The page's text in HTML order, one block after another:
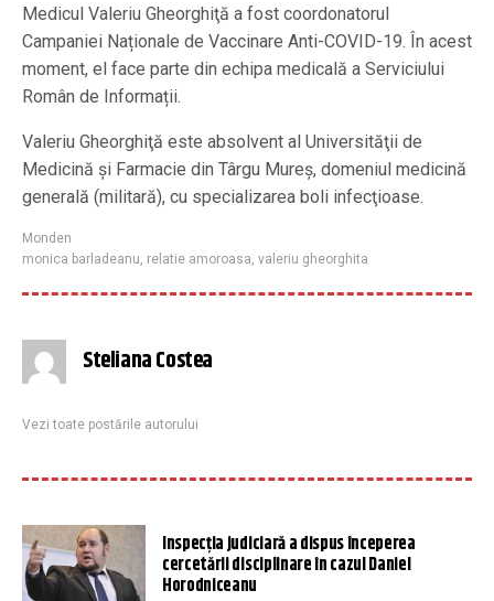
Medicul Valeriu Gheorghiţă a fost coordonatorul
Campaniei Naționale de Vaccinare Anti-COVID-19. În acest
moment, el face parte din echipa medicală a Serviciului
Român de Informații.
Valeriu Gheorghiţă este absolvent al Universităţii de
Medicină şi Farmacie din Târgu Mureş, domeniul medicină
generală (militară), cu specializarea boli infecţioase.
Monden
monica barladeanu relatie amoroasa valeriu gheorghita
Steliana Costea
Vezi toate postările autorului
Inspecția judiciară a dispus începerea
cercetării disciplinare în cazul Daniel
Horodniceanu